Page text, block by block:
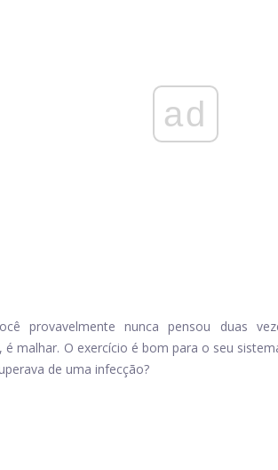
ad
provavelmente nunca pensou duas
malhar. O exercício é bom para o seu
de uma infecção?